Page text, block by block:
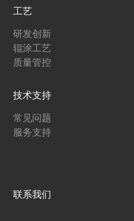
工艺
研发创新
辊涂工艺
质量管控
技术支持
常见问题
服务支持
联系我们